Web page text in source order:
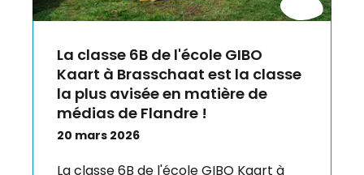
La classe 6B de l'école GIBO
Kaart à Brasschaat est la classe
la plus avisée en matière de
médias de Flandre !
20 mars 2026
La classe 6B de l'école GIBO Kaart à